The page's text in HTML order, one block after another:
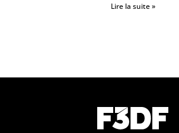
Lire la suite »